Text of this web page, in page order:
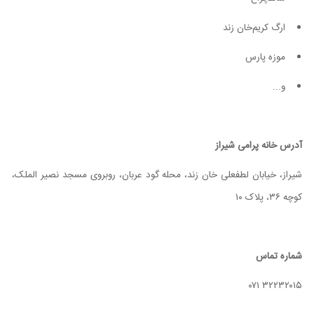
ارگ کریم‌خان زند
موزه پارس
و...
آدرس خانه پرامی شیراز
شیراز، خیابان لطفعلی خان زند، محله گود عربان، روبروی مسجد نصیر الملک،
کوچه ۳۶، پلاک ۱۰
شماره تماس
۳۲۲۳۲۰۱۵ ۰۷۱